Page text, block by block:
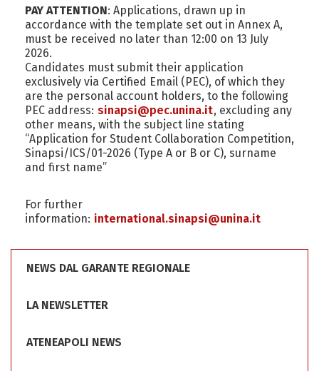
PAY ATTENTION: Applications, drawn up in
accordance with the template set out in Annex A,
must be received no later than 12:00 on 13 July
2026.
Candidates must submit their application
exclusively via Certified Email (PEC), of which they
are the personal account holders, to the following
PEC address: sinapsi@pec.unina.it, excluding any
other means, with the subject line stating
“Application for Student Collaboration Competition,
Sinapsi/ICS/01-2026 (Type A or B or C), surname
and first name”
For further
information: international.sinapsi@unina.it
NEWS DAL GARANTE REGIONALE
LA NEWSLETTER
ATENEAPOLI NEWS